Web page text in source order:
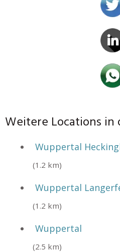
Weitere Locations in
Wuppertal
(1.2 km)
Wuppertal
(1.2 km)
Wuppertal
(2.5 km)